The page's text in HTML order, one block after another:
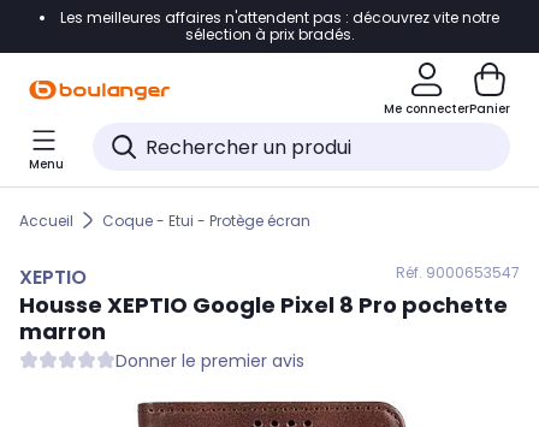
Accéder directement à la navigation
Accéder directement au pied de page
Accéder directement au chatbot
Les meilleures affaires n'attendent pas : découvrez vite notre
sélection à prix bradés.
Me connecterPanier
Menu
Accueil Coque - Etui - Protège écran
XEPTIO Réf. 9000653547
Housse XEPTIO Google Pixel 8 Pro pochette
marron
Donner le premier avis